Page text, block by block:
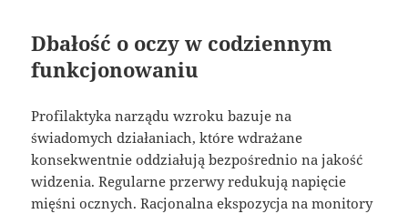
Dbałość o oczy w codziennym
funkcjonowaniu
Profilaktyka narządu wzroku bazuje na
świadomych działaniach, które wdrażane
konsekwentnie oddziałują bezpośrednio na jakość
widzenia. Regularne przerwy redukują napięcie
mięśni ocznych. Racjonalna ekspozycja na monitory